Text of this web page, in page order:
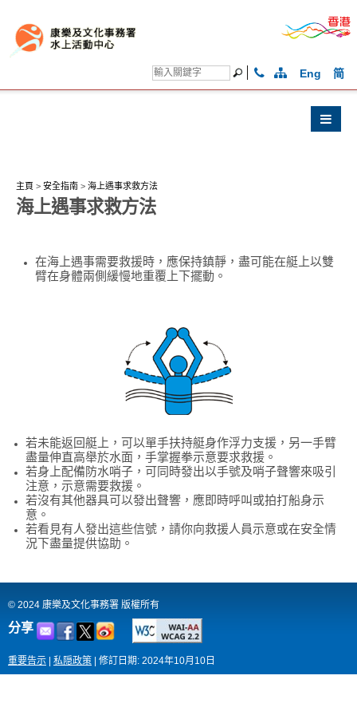
Eng 简
主頁 > 安全指南 > 海上遇事求救方法
海上遇事求救方法
在海上遇事需要救援時，應保持鎮靜，盡可能在艇上以雙
臂在身體兩側緩慢地重覆上下擺動。
若未能返回艇上，可以單手扶持艇身作浮力支援，另一手臂
盡量伸直高舉於水面，手掌握拳示意要求救援。
若身上配備防水哨子，可同時發出以手號及哨子聲響來吸引
注意，示意需要救援。
若沒有其他器具可以發出聲響，應即時呼叫或拍打船身示
意。
若看見有人發出這些信號，請你向救援人員示意或在安全情
況下盡量提供協助。
© 2024 康樂及文化事務署 版權所有
分享
重要告示 私隠政策 修訂日期: 2024年10月10日